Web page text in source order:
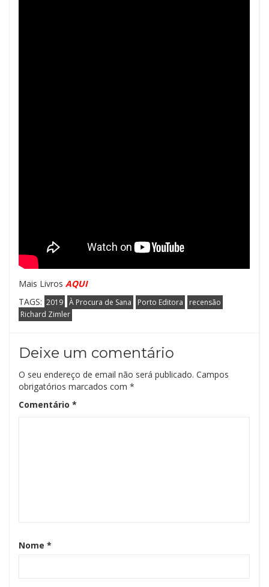
Mais Livros AQUI
TAGS: 2019 À Procura de Sana Porto Editora
recensão
Richard Zimler
Deixe um comentário
O seu endereço de email não será publicado. Campos
obrigatórios marcados com *
Comentário *
Nome *